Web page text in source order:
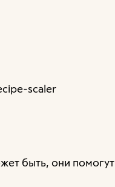
scaler
быть, они помогут